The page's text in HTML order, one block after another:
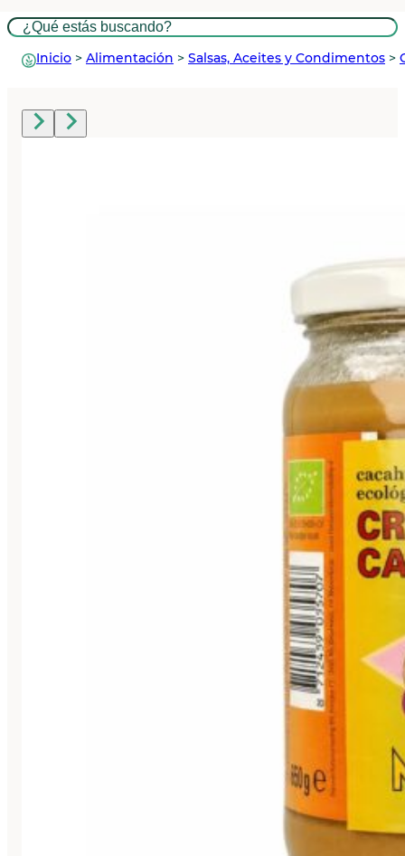
Buscar
Inicio > Alimentación > Salsas, Aceites y Condimentos >